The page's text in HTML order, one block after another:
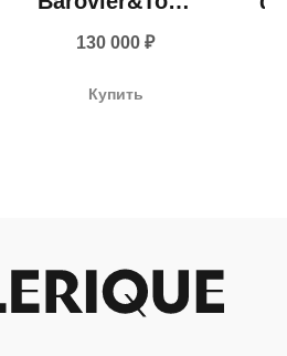
с листьями
гг.)
130 000 ₽
Купить
17-57